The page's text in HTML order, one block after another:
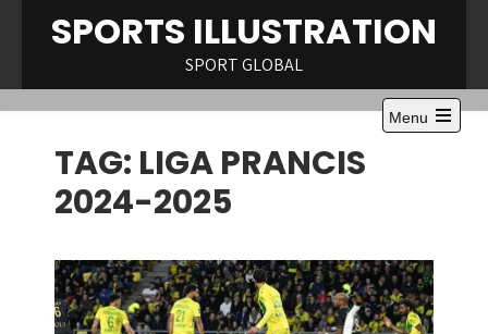
SPORTS ILLUSTRATION
SPORT GLOBAL
Menu
Open
TAG: LIGA PRANCIS
2024-2025